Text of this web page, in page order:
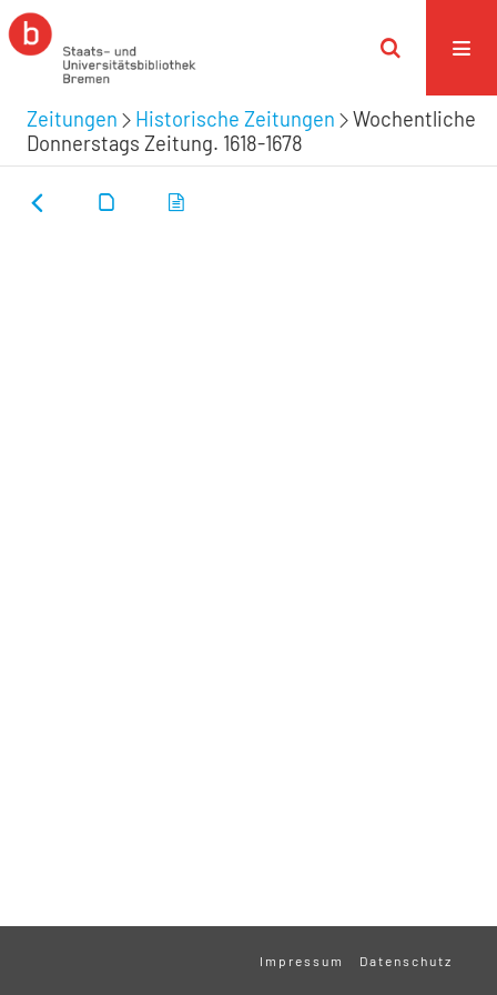
Zeitungen Historische Zeitungen
Wochentliche
Donnerstags Zeitung. 1618-1678
Impressum Datenschutz